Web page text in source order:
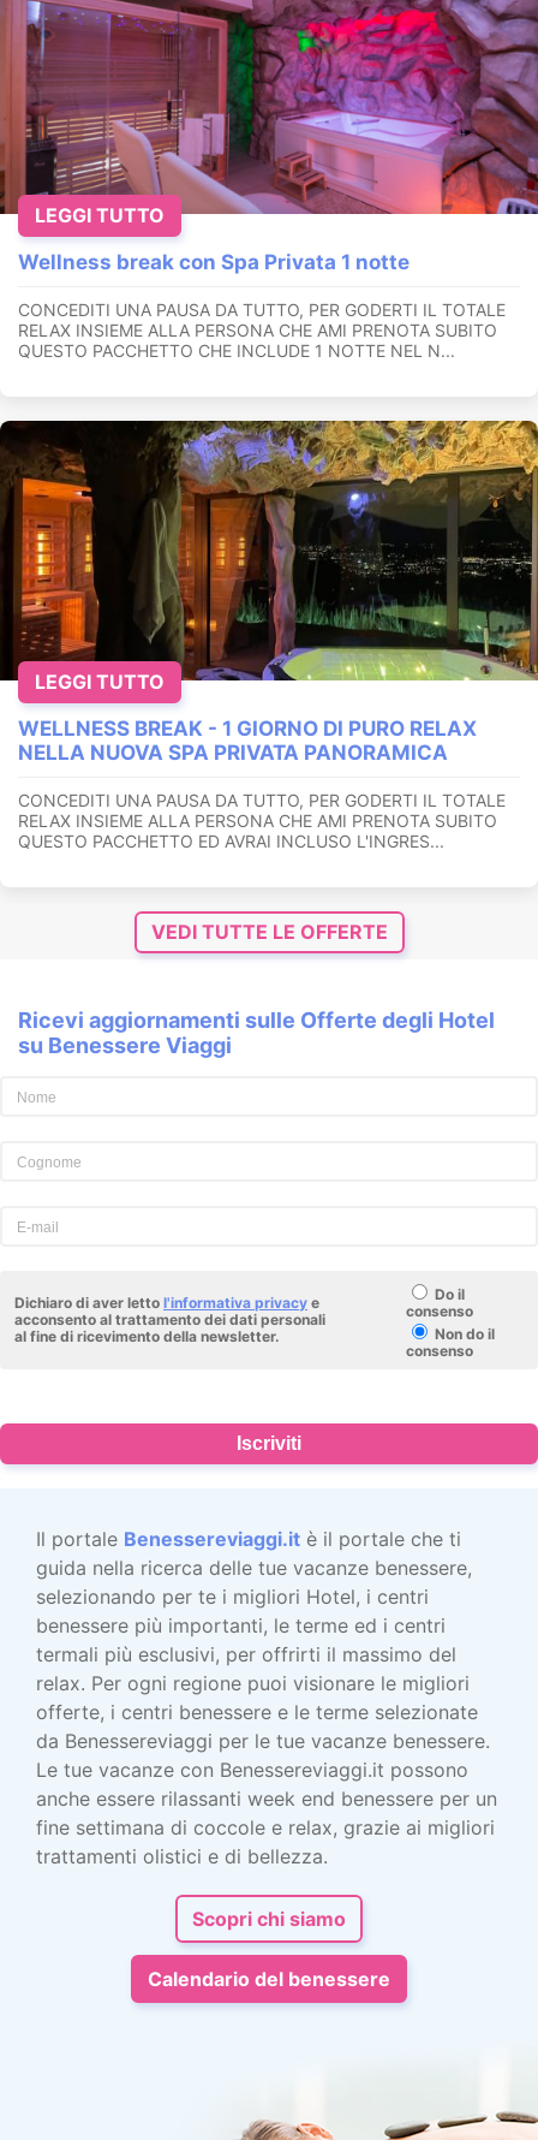
Wellness break con Spa Privata 1 notte
CONCEDITI UNA PAUSA DA TUTTO, PER GODERTI IL TOTALE
RELAX INSIEME ALLA PERSONA CHE AMI PRENOTA SUBITO
QUESTO PACCHETTO CHE INCLUDE 1 NOTTE NEL N...
LEGGI TUTTO
WELLNESS BREAK - 1 GIORNO DI PURO RELAX
NELLA NUOVA SPA PRIVATA PANORAMICA
CONCEDITI UNA PAUSA DA TUTTO, PER GODERTI IL TOTALE
RELAX INSIEME ALLA PERSONA CHE AMI PRENOTA SUBITO
QUESTO PACCHETTO ED AVRAI INCLUSO L'INGRES...
LEGGI TUTTO
VEDI TUTTE LE OFFERTE
Ricevi aggiornamenti sulle Offerte degli Hotel
su Benessere Viaggi
Dichiaro di aver letto l'informativa privacy e
acconsento al trattamento dei dati personali
al fine di ricevimento della newsletter.
Do il
consenso
Non do il
consenso
Iscriviti
Il portale Benessereviaggi.it è il portale che ti
guida nella ricerca delle tue vacanze benessere,
selezionando per te i migliori Hotel, i centri
benessere più importanti, le terme ed i centri
termali più esclusivi, per offrirti il massimo del
relax. Per ogni regione puoi visionare le migliori
offerte, i centri benessere e le terme selezionate
da Benessereviaggi per le tue vacanze benessere.
Le tue vacanze con Benessereviaggi.it possono
anche essere rilassanti week end benessere per un
fine settimana di coccole e relax, grazie ai migliori
trattamenti olistici e di bellezza.
Scopri chi siamo
Calendario del benessere